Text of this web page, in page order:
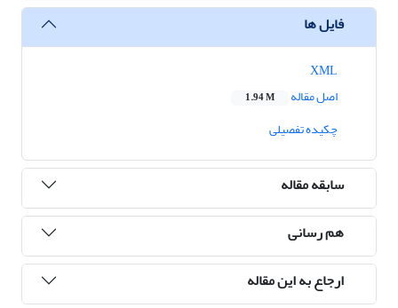
فایل ها
اصل مقاله
1.94 M
چکیده تفصیلی
سابقه مقاله
هم رسانی
ارجاع به این مقاله